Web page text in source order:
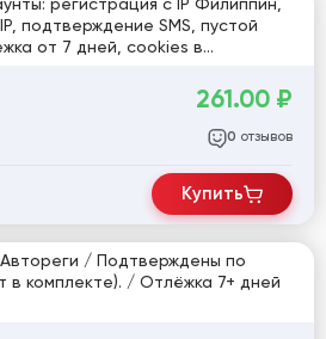
подтверждение SMS, пустой
от 7 дней, cookies в
с PH IP
261.00 ₽
0 отзывов
Купить
Подтверждены по
в комплекте). / Отлёжка 7+ дней